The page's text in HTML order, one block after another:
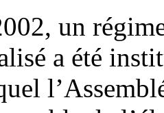
un
a été